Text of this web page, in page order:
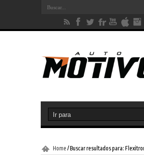
Home / Buscar resultados para: